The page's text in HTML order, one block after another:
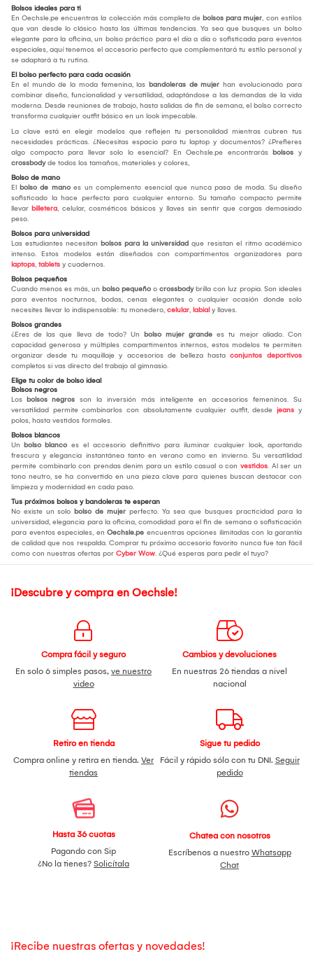
Bolsos ideales para ti
En Oechsle.pe encuentras la colección más completa de bolsos para mujer, con estilos
que van desde lo clásico hasta las últimas tendencias. Ya sea que busques un bolso
elegante para la oficina, un bolso práctico para el día a día o sofisticada para eventos
especiales, aquí tenemos el accesorio perfecto que complementará tu estilo personal y
se adaptará a tu rutina.
El bolso perfecto para cada ocasión
En el mundo de la moda femenina, las bandoleras de mujer han evolucionado para
combinar diseño, funcionalidad y versatilidad, adaptándose a las demandas de la vida
moderna. Desde reuniones de trabajo, hasta salidas de fin de semana, el bolso correcto
transforma cualquier outfit básico en un look impecable.
La clave está en elegir modelos que reflejen tu personalidad mientras cubren tus
necesidades prácticas. ¿Necesitas espacio para tu laptop y documentos? ¿Prefieres
algo compacto para llevar solo lo esencial? En Oechsle.pe encontrarás bolsos y
crossbodyde todos los tamaños, materiales y colores,
Bolso de mano
El bolso de mano es un complemento esencial que nunca pasa de moda. Su diseño
sofisticado la hace perfecta para cualquier entorno. Su tamaño compacto permite
llevar billetera, celular, cosméticos básicos y llaves sin sentir que cargas demasiado
peso.
Bolsos para universidad
Las estudiantes necesitan bolsos para la universidad que resistan el ritmo académico
intenso. Estos modelos están diseñados con compartimentos organizadores para
laptops, tablets y cuadernos.
Bolsos pequeños
Cuando menos es más, un bolso pequeño o crossbodybrilla con luz propia. Son ideales
para eventos nocturnos, bodas, cenas elegantes o cualquier ocasión donde solo
necesites llevar lo indispensable: tu monedero, celular, labial y llaves.
Bolsos grandes
¿Eres de las que lleva de todo? Un bolso mujer grande es tu mejor aliado. Con
capacidad generosa y múltiples compartimentos internos, estos modelos te permiten
organizar desde tu maquillaje y accesorios de belleza hasta conjuntos deportivos
completos si vas directo del trabajo al gimnasio.
Elige tu color de bolso ideal
Bolsos negros
Los bolsos negros son la inversión más inteligente en accesorios femeninos. Su
versatilidad permite combinarlos con absolutamente cualquier outfit, desde jeans y
polos, hasta vestidos formales.
Bolsos blancos
Un bolso blanco es el accesorio definitivo para iluminar cualquier look, aportando
frescura y elegancia instantánea tanto en verano como en invierno. Su versatilidad
permite combinarlo con prendas denim para un estilo casual o con vestidos. Al ser un
tono neutro, se ha convertido en una pieza clave para quienes buscan destacar con
limpieza y modernidad en cada paso.
Tus próximos bolsos y bandoleras te esperan
No existe un solo bolso de mujer perfecto. Ya sea que busques practicidad para la
universidad, elegancia para la oficina, comodidad para el fin de semana o sofisticación
para eventos especiales, en Oechsle.pe encuentras opciones ilimitadas con la garantía
de calidad que nos respalda. Comprar tu próximo accesorio favorito nunca fue tan fácil
como con nuestras ofertas por Cyber Wow. ¿Qué esperas para pedir el tuyo?
¡Descubre y compra en Oechsle!
Compra fácil y seguro
En solo 6 simples pasos, ve nuestro
video
Cambios y devoluciones
En nuestras 26 tiendas a nivel
nacional
Retiro en tienda
Compra online y retira en tienda. Ver
tiendas
Sigue tu pedido
Fácil y rápido sólo con tu DNI. Seguir
pedido
Hasta 36 cuotas
Pagando con Sip
¿No la tienes? Solicítala
Chatea con nosotros
Escríbenos a nuestro Whatsapp
Chat
¡Recibe nuestras ofertas y novedades!